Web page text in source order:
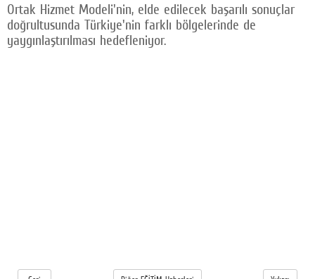
Ortak Hizmet Modeli'nin, elde edilecek başarılı sonuçlar
doğrultusunda Türkiye'nin farklı bölgelerinde de
yaygınlaştırılması hedefleniyor.